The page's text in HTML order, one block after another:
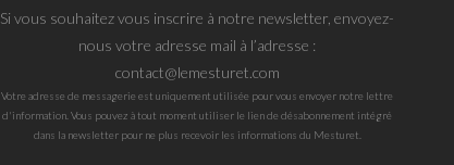
Si vous souhaitez vous inscrire à notre newsletter, envoyez-
nous votre adresse mail à l’adresse :
contact@lemesturet.com
Votre adresse de messagerie est uniquement utilisée pour vous envoyer notre lettre
d'information. Vous pouvez à tout moment utiliser le lien de désabonnement intégré
dans la newsletter pour ne plus recevoir les informations du Mesturet.